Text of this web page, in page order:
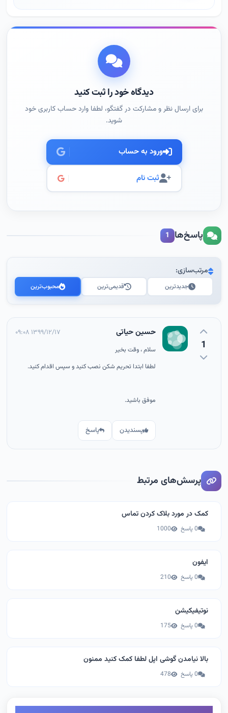
دیدگاه خود را ثبت کنید
برای ارسال نظر و مشارکت در گفتگو، لطفا وارد حساب کاربری خود
شوید.
ورود به حساب
ثبت نام
پاسخ‌ها 1
مرتب‌سازی:
جدیدترین قدیمی‌ترین محبوب‌ترین
1
حسین حیاتی
۱۳۹۹/۱۲/۱۷ ۰۹:۰۸
سلام ، وقت بخیر
لطفا ابتدا تحریم شکن نصب کنید و سپس اقدام کنید.
موفق باشید.
پسندیدن پاسخ
پرسش‌های مرتبط
کمک در مورد بلاک کردن تماس
0 پاسخ 1000
ایفون
0 پاسخ 210
نوتيفيكيشن
0 پاسخ 175
بالا نیامدن گوشی اپل لطفا کمک کنید ممنون
0 پاسخ 478